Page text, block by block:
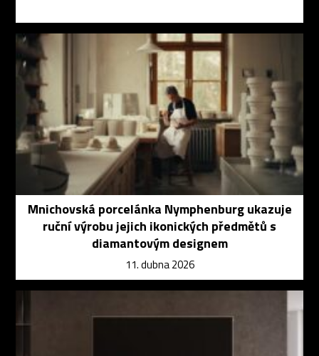
Mnichovská porcelánka Nymphenburg ukazuje
ruční výrobu jejich ikonických předmětů s
diamantovým designem
11. dubna 2026